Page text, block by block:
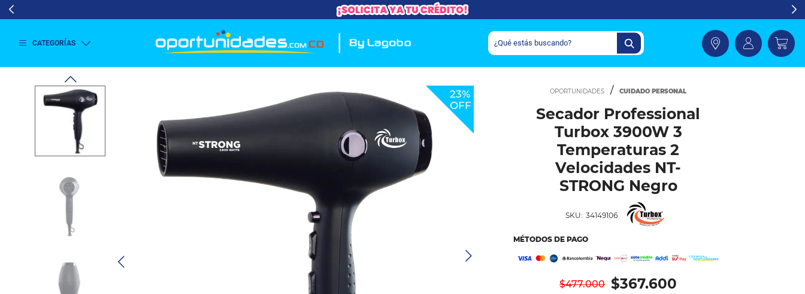
CATEGORÍAS
Lavado
Secado
Refrigeración
Refrigeración
Comercial
Climatización
Colchones
Tecnología
Sonido
Combos
23%
OFF
CUIDADO PERSONAL
Secador Professional
Turbox 3900W 3
Temperaturas 2
Velocidades NT-
STRONG Negro
SKU: 34149106
MÉTODOS DE PAGO
$477.000 $367.600